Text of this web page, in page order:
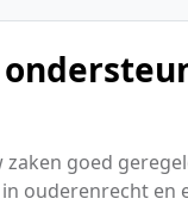
goed
ouderenrecht en